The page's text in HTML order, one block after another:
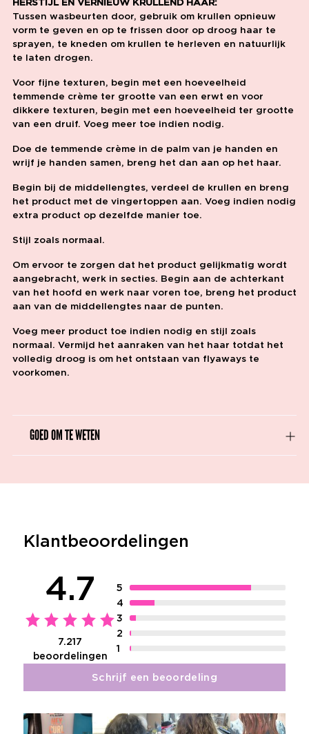
Tussen wasbeurten door, gebruik om krullen opnieuw
vorm te geven en op te frissen door op droog haar te
sprayen, te kneden om krullen te herleven en natuurlijk
te laten drogen.
Voor fijne texturen, begin met een hoeveelheid
temmende crème ter grootte van een erwt en voor
dikkere texturen, begin met een hoeveelheid ter grootte
van een druif. Voeg meer toe indien nodig.
Doe de temmende crème in de palm van je handen en
wrijf je handen samen, breng het dan aan op het haar.
Begin bij de middellengtes, verdeel de krullen en breng
het product met de vingertoppen aan. Voeg indien nodig
extra product op dezelfde manier toe.
Stijl zoals normaal.
Om ervoor te zorgen dat het product gelijkmatig wordt
aangebracht, werk in secties. Begin aan de achterkant
van het hoofd en werk naar voren toe, breng het product
aan van de middellengtes naar de punten.
Voeg meer product toe indien nodig en stijl zoals
normaal. Vermijd het aanraken van het haar totdat het
volledig droog is om het ontstaan van flyaways te
voorkomen.
GOED OM TE WETEN
Klantbeoordelingen
4.7
7.217
beoordelingen
5
4
3
2
1
Schrijf een beoordeling